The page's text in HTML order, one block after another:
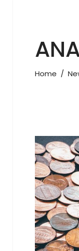
Home /